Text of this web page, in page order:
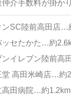
仲介手数料が掛か
ンSC陸前高田店…
ッセたかた…約
ンイレブン陸前
堂 高田米崎店…約
高田病院…約1.2km